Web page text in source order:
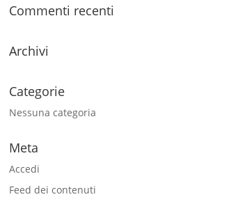
Commenti recenti
Archivi
Categorie
Nessuna categoria
Meta
Accedi
Feed dei contenuti